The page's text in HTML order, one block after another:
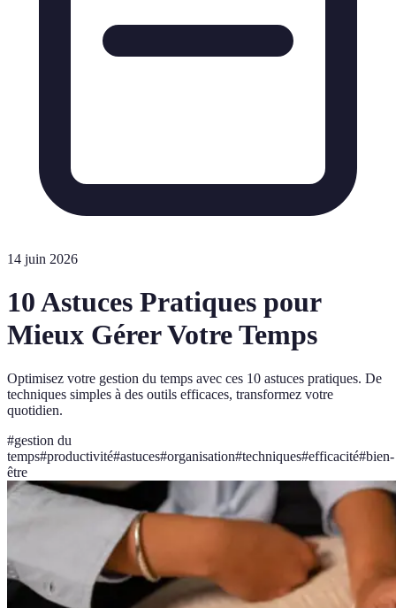
14 juin 2026
10 Astuces Pratiques pour
Mieux Gérer Votre Temps
Optimisez votre gestion du temps avec ces 10 astuces pratiques. De
techniques simples à des outils efficaces, transformez votre
quotidien.
#gestion du
temps#productivité#astuces#organisation#techniques#efficacité#bien-
être